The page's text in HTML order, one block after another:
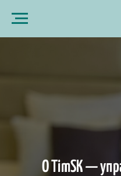
О TimSK —